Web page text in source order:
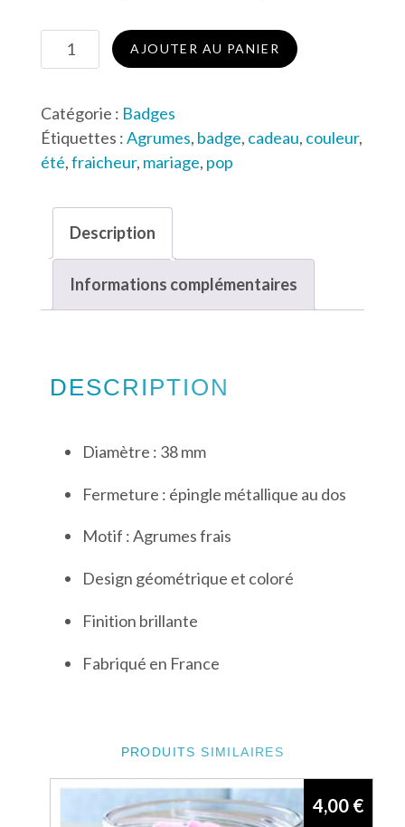
quantité
de
AJOUTER AU PANIER
Catégorie : Badges
Étiquettes :Agrumes, badge, cadeau, couleur,
été,fraicheur, mariage, pop
Description
Informations complémentaires
DESCRIPTION
Diamètre : 38 mm
Fermeture : épingle métallique au dos
Motif : Agrumes frais
Design géométrique et coloré
Finition brillante
Fabriqué en France
PRODUITS SIMILAIRES
4,00 €